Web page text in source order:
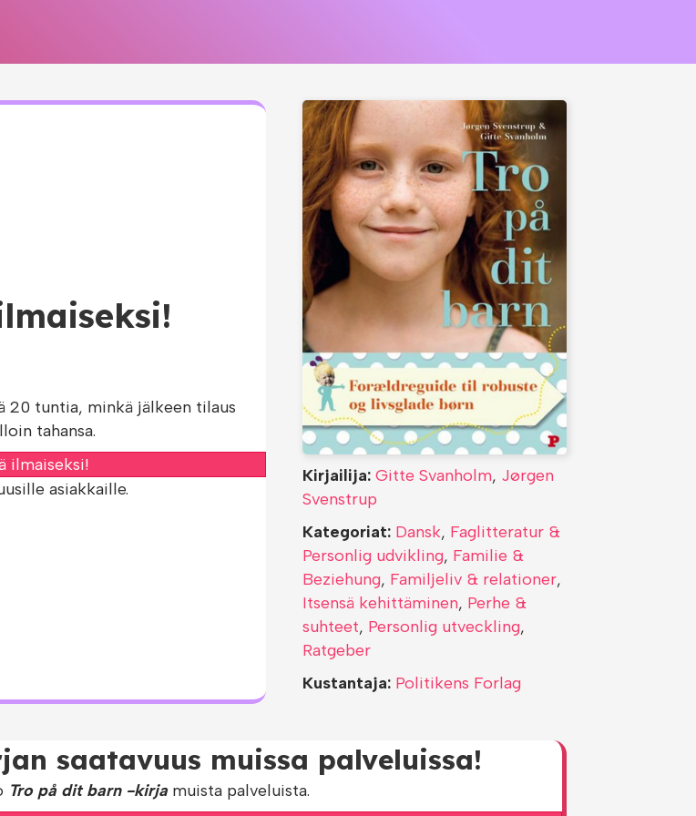
20 tuntia, minkä jälkeen tilaus
tahansa.
ilmaiseksi!
asiakkaille.
Kirjailija: Gitte Svanholm, Jørgen
Svenstrup
Kategoriat: Dansk, Faglitteratur &
Personlig udvikling, Familie &
Beziehung, Familjeliv & relationer,
Itsensä kehittäminen, Perhe &
suhteet, Personlig utveckling,
Ratgeber
Kustantaja: Politikens Forlag
saatavuus muissa palveluissa!
Tro på dit barn -kirja muista palveluista.